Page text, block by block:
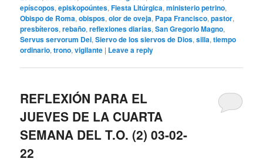
epíscopos,episkopoúntes,Fiesta Litúrgica,ministerio petrino,
Obispo de Roma,obispos,olor de oveja, Papa Francisco,pastor,
presbíteros,rebaño,reflexiones diarias,San Gregorio Magno,
Servus servorum Dei,Siervo de los siervos de Dios,silla,tiempo
ordinario,trono,vigilante | Leave a reply
REFLEXIÓN PARA EL
JUEVES DE LA CUARTA
SEMANA DEL T.O. (2) 03-02-
22